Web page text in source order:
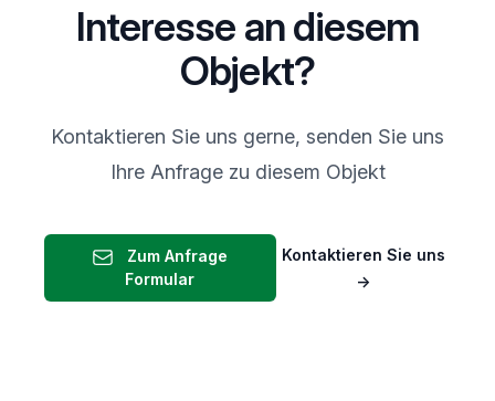
Interesse an diesem
Objekt?
Kontaktieren Sie uns gerne, senden Sie uns
Ihre Anfrage zu diesem Objekt
Zum Anfrage
Formular
Kontaktieren Sie uns
→